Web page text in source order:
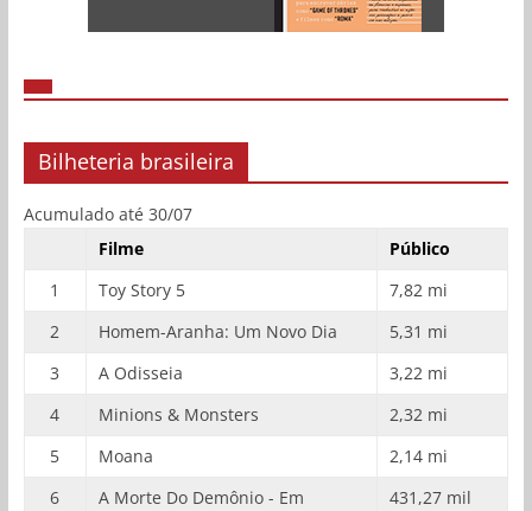
Bilheteria brasileira
Acumulado até 30/07
Filme
Público
1
Toy Story 5
7,82 mi
2
Homem-Aranha: Um Novo Dia
5,31 mi
3
A Odisseia
3,22 mi
4
Minions & Monsters
2,32 mi
5
Moana
2,14 mi
6
A Morte Do Demônio - Em
431,27 mil